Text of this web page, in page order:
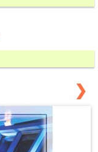
❯